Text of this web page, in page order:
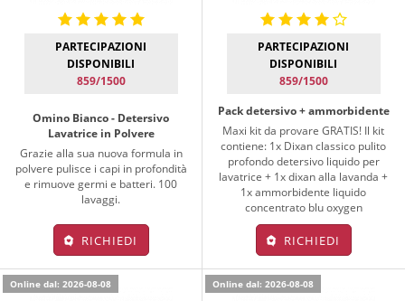
PARTECIPAZIONI
DISPONIBILI
859/1500
Omino Bianco - Detersivo
Lavatrice in Polvere
Grazie alla sua nuova formula in
polvere pulisce i capi in profondità
e rimuove germi e batteri. 100
lavaggi.
RICHIEDI
PARTECIPAZIONI
DISPONIBILI
859/1500
Pack detersivo + ammorbidente
Maxi kit da provare GRATIS! Il kit
contiene: 1x Dixan classico pulito
profondo detersivo liquido per
lavatrice + 1x dixan alla lavanda +
1x ammorbidente liquido
concentrato blu oxygen
RICHIEDI
Online dal: 2026-08-08 Online dal: 2026-08-08